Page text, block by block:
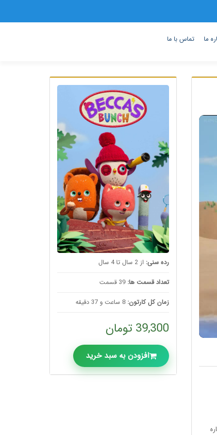
ما تماس با ما
رده سنی: از 2 سال تا 4 سال
تعداد قسمت ها: 39 قسمت
زمان کل کارتون: 8 ساعت و 37 دقیقه
39,300 تومان
افزودن به سبد خرید